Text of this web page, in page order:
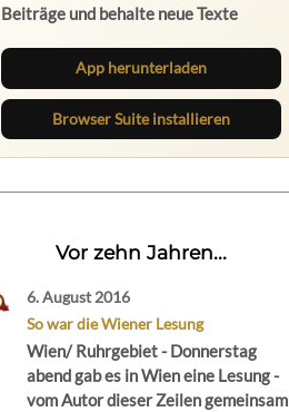
Beiträge und behalte neue Texte
App herunterladen
Browser Suite installieren
Vor zehn Jahren...
6. August 2016
So war die Wiener Lesung
Wien/ Ruhrgebiet - Donnerstag
abend gab es in Wien eine Lesung -
vom Autor dieser Zeilen gemeinsam